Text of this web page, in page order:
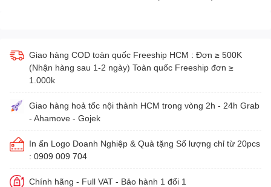
Giao hàng COD toàn quốc Freeship HCM : Đơn ≥ 500K
(Nhận hàng sau 1-2 ngày) Toàn quốc Freeship đơn ≥
1.000k
Giao hàng hoả tốc nội thành HCM trong vòng 2h - 24h Grab
- Ahamove - Gojek
In ấn Logo Doanh Nghiệp & Quà tặng Số lượng chỉ từ 20pcs
: 0909 009 704
Chính hãng - Full VAT - Bảo hành 1 đổi 1